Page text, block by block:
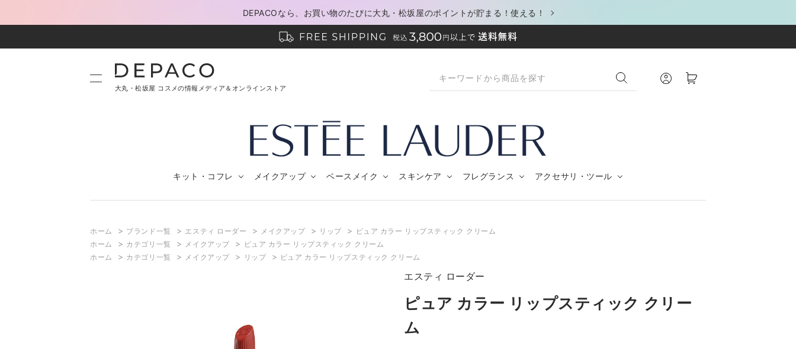
DEPACOなら、お買い物のたびに大丸・松坂屋のポイントが貯まる！使える！
大丸・松坂屋 コスメの情報メディア＆オンラインストア
キット・コフレ メイクアップ ベースメイク スキンケア フレグランス アクセサリ・ツール
ホーム > ブランド一覧 > エスティ ローダー > メイクアップ > リップ > ピュア カラー リップスティック クリーム
ホーム
> カテゴリ一覧 > メイクアップ > ピュア カラー リップスティック クリーム
ホーム
> カテゴリ一覧 > メイクアップ > リップ > ピュア カラー リップスティック クリーム
エスティ ローダー
ピュア カラー リップスティック クリー
ム